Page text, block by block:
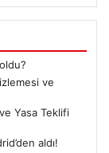
ve
Yasa Teklifi
aldı!